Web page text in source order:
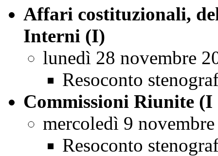
Affari costituzionali,
Interni (I)
lunedì 28 novembre
Resoconto
Commissioni Riunite
mercoledì 9
Resoconto